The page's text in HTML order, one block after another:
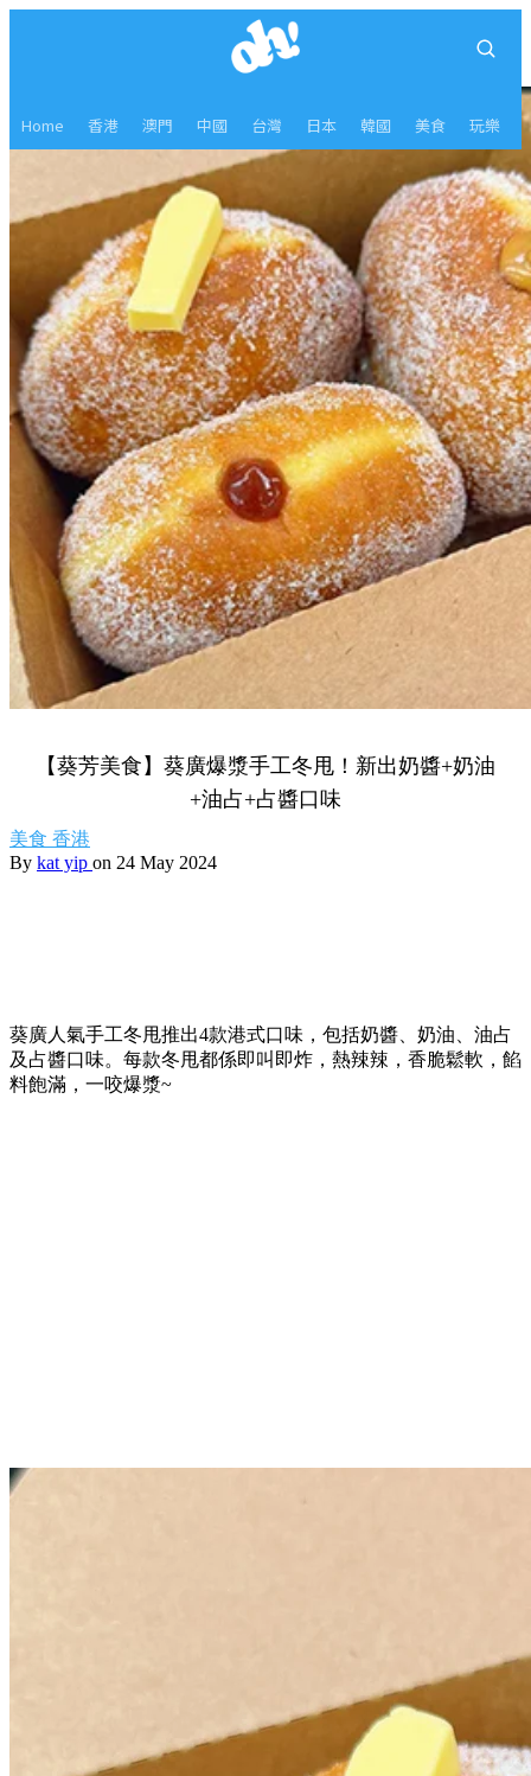
Home 香港 澳門 中國 台灣 日本 韓國 美食 玩樂
【葵芳美食】葵廣爆漿手工冬甩！新出奶醬+奶油
+油占+占醬口味
美食 香港
By kat yip on 24 May 2024
葵廣人氣手工冬甩推出4款港式口味，包括奶醬、奶油、油占
及占醬口味。每款冬甩都係即叫即炸，熱辣辣，香脆鬆軟，餡
料飽滿，一咬爆漿~